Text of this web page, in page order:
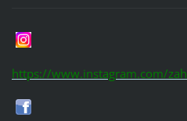
https://www.instagram.com/